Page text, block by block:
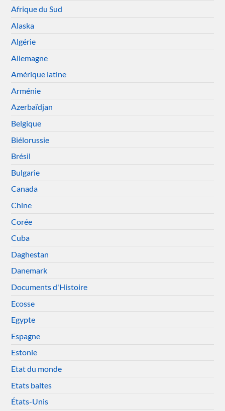
Afrique du Sud
Alaska
Algérie
Allemagne
Amérique latine
Arménie
Azerbaïdjan
Belgique
Biélorussie
Brésil
Bulgarie
Canada
Chine
Corée
Cuba
Daghestan
Danemark
Documents d'Histoire
Ecosse
Egypte
Espagne
Estonie
Etat du monde
Etats baltes
États-Unis